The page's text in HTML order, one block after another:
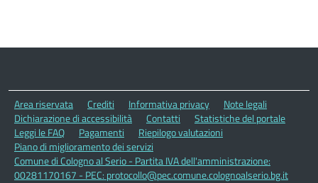
Area riservata Crediti Informativa privacy
Note legali
Dichiarazione di accessibilità
Contatti
Statistiche del portale
Leggi le FAQ
Pagamenti
Riepilogo valutazioni
Piano di miglioramento dei servizi
Comune di Cologno al Serio - Partita IVA dell'amministrazione:
00281170167 - PEC: protocollo@pec.comune.colognoalserio.bg.it